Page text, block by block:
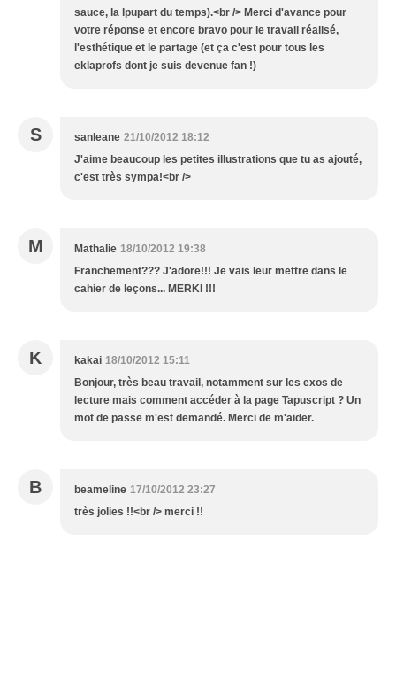
sauce, la lpupart du temps).<br /> Merci d'avance pour
votre réponse et encore bravo pour le travail réalisé,
l'esthétique et le partage (et ça c'est pour tous les
eklaprofs dont je suis devenue fan !)
S sanleane 21/10/2012 18:12
J'aime beaucoup les petites illustrations que tu as ajouté,
c'est très sympa!<br />
M Mathalie 18/10/2012 19:38
Franchement??? J'adore!!! Je vais leur mettre dans le
cahier de leçons... MERKI !!!
K kakai 18/10/2012 15:11
Bonjour, très beau travail, notamment sur les exos de
lecture mais comment accéder à la page Tapuscript ? Un
mot de passe m'est demandé. Merci de m'aider.
B beameline 17/10/2012 23:27
très jolies !!<br /> merci !!